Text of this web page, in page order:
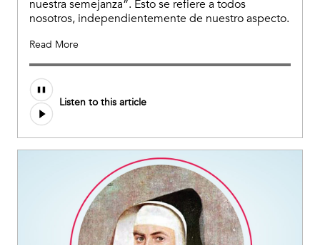
nuestra semejanza”. Esto se refiere a todos
nosotros, independientemente de nuestro aspecto.
Read More
Listen to this article